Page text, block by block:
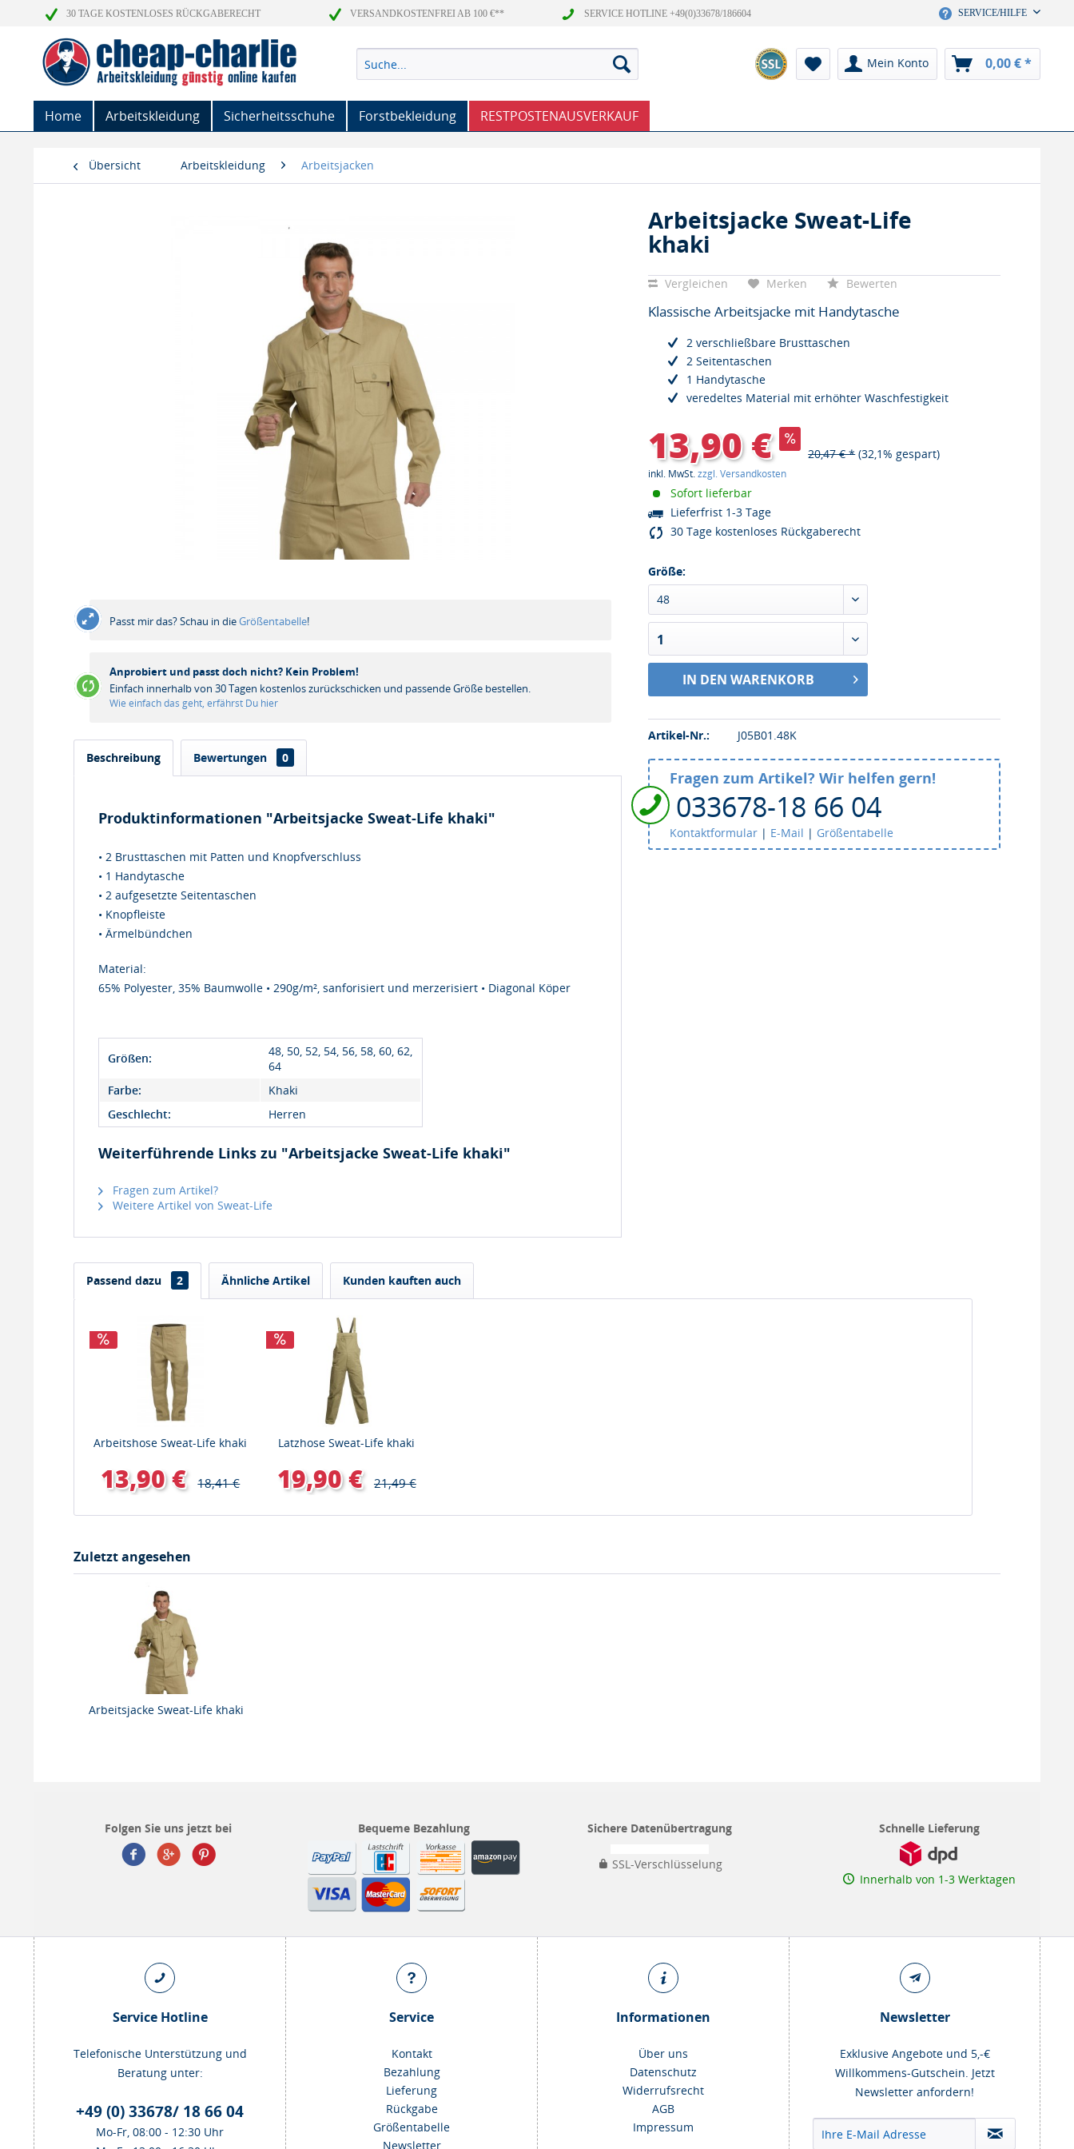
30 TAGE KOSTENLOSES RÜCKGABERECHT VERSANDKOSTENFREI AB 100 €** SERVICE HOTLINE +49(0)33678/186604 SERVICE/HILFE
Mein Konto 0,00 € *
Home Arbeitskleidung Sicherheitsschuhe Forstbekleidung RESTPOSTENAUSVERKAUF
Übersicht Arbeitskleidung Arbeitsjacken
Passt mir das? Schau in dieGrößentabelle!
Anprobiert und passt doch nicht? Kein Problem!
Einfach innerhalb von 30 Tagen kostenlos zurückschicken und passende Größe bestellen.
Wie einfach das geht, erfährst Du hier
Arbeitsjacke Sweat-Life
khaki
Vergleichen Merken Bewerten
Klassische Arbeitsjacke mit Handytasche
2 verschließbare Brusttaschen
2 Seitentaschen
1 Handytasche
veredeltes Material mit erhöhter Waschfestigkeit
13,90 € 20,47 € * (32,1% gespart)
inkl. MwSt.zzgl. Versandkosten
Sofort lieferbar
Lieferfrist 1-3 Tage
30 Tage kostenloses Rückgaberecht
Größe:
48
1
IN DEN WARENKORB
Artikel-Nr.: J05B01.48K
Fragen zum Artikel? Wir helfen gern!
033678-18 66 04
Kontaktformular | E-Mail | Größentabelle
Beschreibung Bewertungen 0
Produktinformationen "Arbeitsjacke Sweat-Life khaki"
• 2 Brusttaschen mit Patten und Knopfverschluss
• 1 Handytasche
• 2 aufgesetzte Seitentaschen
• Knopfleiste
• Ärmelbündchen
Material:
65% Polyester, 35% Baumwolle • 290g/m², sanforisiert und merzerisiert • Diagonal Köper
Größen:
48, 50, 52, 54, 56, 58, 60, 62,
64
Farbe:
Khaki
Geschlecht:
Herren
Weiterführende Links zu "Arbeitsjacke Sweat-Life khaki"
Fragen zum Artikel?
Weitere Artikel von Sweat-Life
Passend dazu 2 Ähnliche Artikel Kunden kauften auch
Arbeitshose Sweat-Life khaki
13,90 € 18,41 €
Latzhose Sweat-Life khaki
19,90 € 21,49 €
Zuletzt angesehen
Arbeitsjacke Sweat-Life khaki
Folgen Sie uns jetzt bei Bequeme Bezahlung Sichere Datenübertragung
SSL-Verschlüsselung
Schnelle Lieferung
Innerhalb von 1-3 Werktagen
Service Hotline
Telefonische Unterstützung und
Beratung unter:
+49 (0) 33678/ 18 66 04
Mo-Fr, 08:00 - 12:30 Uhr
Service
Kontakt
Bezahlung
Lieferung
Rückgabe
Größentabelle
Newsletter
Informationen
Über uns
Datenschutz
Widerrufsrecht
AGB
Impressum
Newsletter
Exklusive Angebote und 5,-€
Willkommens-Gutschein. Jetzt
Newsletter anfordern!